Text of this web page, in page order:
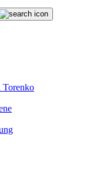
Torenko